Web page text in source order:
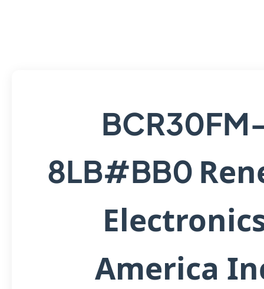
8LB#BB0
America